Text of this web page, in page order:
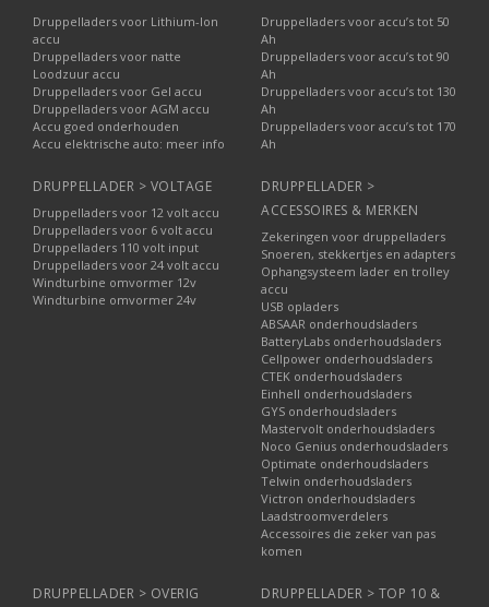
Druppelladers voor Lithium-Ion
accu
Druppelladers voor natte
Loodzuur accu
Druppelladers voor Gel accu
Druppelladers voor AGM accu
Accu goed onderhouden
Accu elektrische auto: meer info
Druppelladers voor accu’s tot 50
Ah
Druppelladers voor accu’s tot 90
Ah
Druppelladers voor accu’s tot 130
Ah
Druppelladers voor accu’s tot 170
Ah
DRUPPELLADER > VOLTAGE
Druppelladers voor 12 volt accu
Druppelladers voor 6 volt accu
Druppelladers 110 volt input
Druppelladers voor 24 volt accu
Windturbine omvormer 12v
Windturbine omvormer 24v
DRUPPELLADER >
ACCESSOIRES & MERKEN
Zekeringen voor druppelladers
Snoeren, stekkertjes en adapters
Ophangsysteem lader en trolley
accu
USB opladers
ABSAAR onderhoudsladers
BatteryLabs onderhoudsladers
Cellpower onderhoudsladers
CTEK onderhoudsladers
Einhell onderhoudsladers
GYS onderhoudsladers
Mastervolt onderhoudsladers
Noco Genius onderhoudsladers
Optimate onderhoudsladers
Telwin onderhoudsladers
Victron onderhoudsladers
Laadstroomverdelers
Accessoires die zeker van pas
komen
DRUPPELLADER > OVERIG
DRUPPELLADER > TOP 10 &